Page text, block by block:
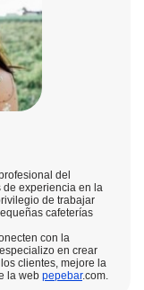
del
de experiencia en la
de trabajar
cafeterías
con la
en crear
clientes, mejore la
la web pepebar.com.